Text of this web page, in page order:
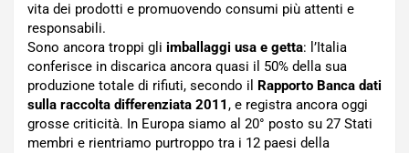
vita dei prodotti e promuovendo consumi più attenti e
responsabili.
Sono ancora troppi gli imballaggi usa e getta: l’Italia
conferisce in discarica ancora quasi il 50% della sua
produzione totale di rifiuti, secondo il Rapporto Banca dati
sulla raccolta differenziata 2011, e registra ancora oggi
grosse criticità. In Europa siamo al 20° posto su 27 Stati
membri e rientriamo purtroppo tra i 12 paesi della